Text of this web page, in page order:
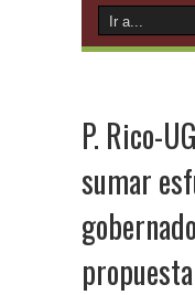
P. Rico-
sumar